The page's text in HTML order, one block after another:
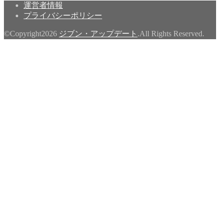
運営者情報
プライバシーポリシー
©Copyright2026 ジブン・アップデート .All Rights Reserved.